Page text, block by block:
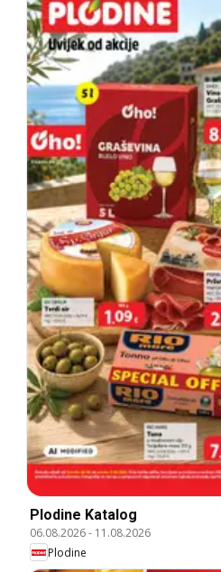
Plodine Katalog
06.08.2026- 11.08.2026
Plodine